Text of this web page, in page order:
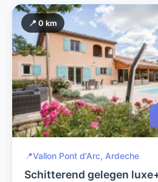
📍 0 km
📍Vallon Pont d'Arc, Ardeche
Schitterend gelegen